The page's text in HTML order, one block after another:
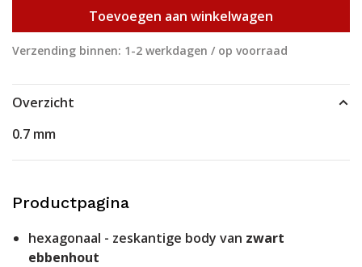
Toevoegen aan winkelwagen
Verzending binnen: 1-2 werkdagen / op voorraad
Overzicht
0.7 mm
Productpagina
hexagonaal - zeskantige body van zwart
ebbenhout